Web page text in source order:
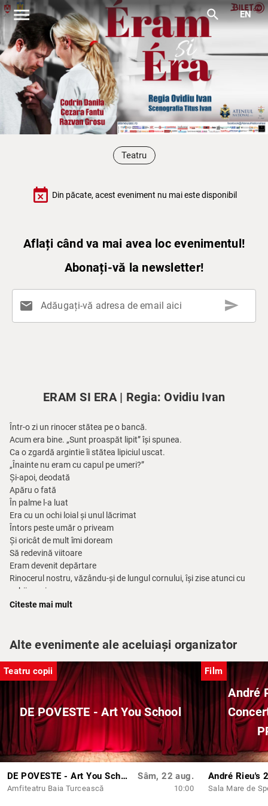
menu search EN
Teatru
event_busy Din păcate, acest eveniment nu mai este disponibil
Aflați când va mai avea loc evenimentul!
Abonați-vă la newsletter!
mail Adăugați-vă adresa de email aici send
ERAM SI ERA | Regia: Ovidiu Ivan
Într-o zi un rinocer stătea pe o bancă.
Acum era bine. „Sunt proaspăt lipit” își spunea.
Ca o zgardă argintie îi stătea lipiciul uscat.
„Înainte nu eram cu capul pe umeri?”
Și-apoi, deodată
Apăru o fată
În palme l-a luat
Era cu un ochi loial și unul lăcrimat
Întors peste umăr o priveam
Și oricât de mult îmi doream
Să redevină viitoare
Eram devenit depărtare
Rinocerul nostru, văzându-și de lungul cornului, își zise atunci cu
ochii cruciș
„Parcă e mai potrivit acest corn ușor tocit”
Cezara Fantu
Regia: Ovidiu Ivan
Scenografia: Titus Ivan
Concept grafic: George Ivan
Rezervari se fac la numarul de telefon: 0770-227.524
Citeste mai mult
Alte evenimente ale aceluiași organizator
Teatru copii
DE POVESTE - Art You School
DE POVESTE - Art You School
Amfiteatru Baia Turcească
Sâm, 22 aug.
10:00
Film
André